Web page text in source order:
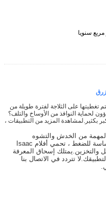
تغطيتها على الثلاجة لفترة طويلة من
لحماية النوافذ من الأوساخ والتلف؟
بكثير.لمشاهدة المزيد من التطبيقات ،
من الخدش والتشوه
والتآكل.مغطاة بمادة لاصقة قشر نظيفة حساسة للضغط ، تحمي أفلام Isaac
والتخزين.يمتلك إسحاق المعرفة
تتردد في الاتصال بنا